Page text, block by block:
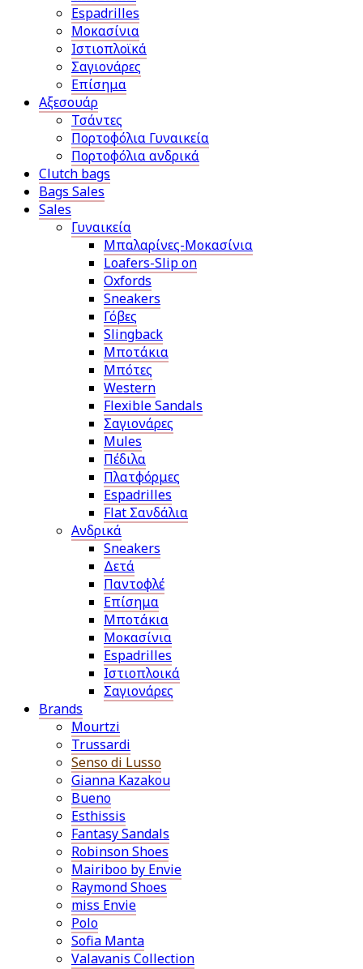
Espadrilles
Μοκασίνια
Ιστιοπλοϊκά
Σαγιονάρες
Επίσημα
Αξεσουάρ
Τσάντες
Πορτοφόλια Γυναικεία
Πορτοφόλια ανδρικά
Clutch bags
Bags Sales
Sales
Γυναικεία
Μπαλαρίνες-Μοκασίνια
Loafers-Slip on
Oxfords
Sneakers
Γόβες
Slingback
Μποτάκια
Μπότες
Western
Flexible Sandals
Σαγιονάρες
Mules
Πέδιλα
Πλατφόρμες
Espadrilles
Flat Σανδάλια
Ανδρικά
Sneakers
Δετά
Παντοφλέ
Επίσημα
Μποτάκια
Μοκασίνια
Espadrilles
Ιστιοπλοικά
Σαγιονάρες
Brands
Mourtzi
Trussardi
Senso di Lusso
Gianna Kazakou
Bueno
Esthissis
Fantasy Sandals
Robinson Shoes
Mairiboo by Envie
Raymond Shoes
miss Envie
Polo
Sofia Manta
Valavanis Collection